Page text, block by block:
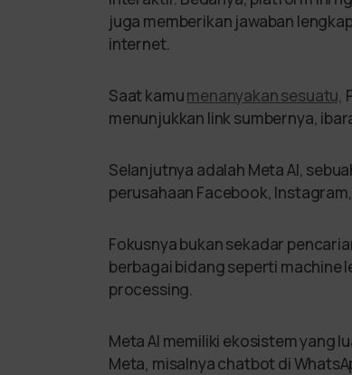
juga memberikan jawaban
internet.
Saat kamumenanyakan sesuatu,
menunjukkan link sumbernya,
Selanjutnya adalah Meta AI,
perusahaan Facebook,
Fokusnya bukan sekadar
berbagai bidang seperti machine
processing.
Meta AI memiliki ekosistem yang
Meta, misalnya chatbot di